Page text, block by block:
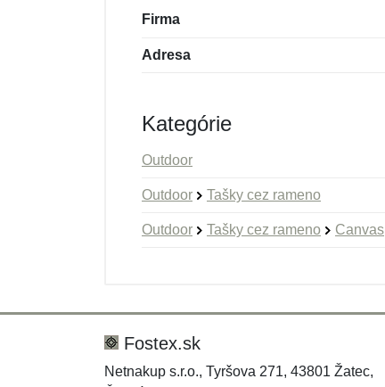
Firma
Adresa
Kategórie
Outdoor
Outdoor Tašky cez rameno
Outdoor Tašky cez rameno Canvas
Fostex.sk
Netnakup s.r.o., Tyršova 271, 43801 Žatec,